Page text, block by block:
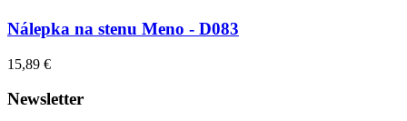
Nálepka na stenu Meno - D083
15,89 €
Newsletter